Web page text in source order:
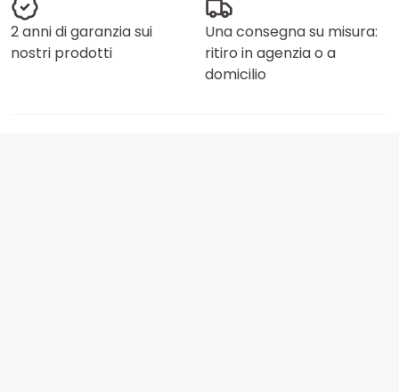
2 anni di garanzia sui
nostri prodotti
Una consegna su misura:
ritiro in agenzia o a
domicilio